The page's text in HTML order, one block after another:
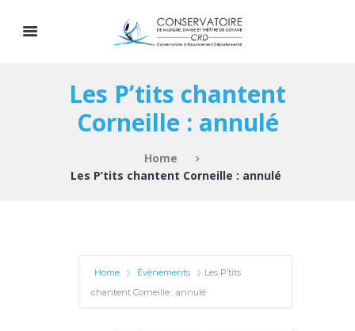
Les P’tits chantent
Corneille : annulé
Home
Les P’tits chantent Corneille : annulé
Home Évènements
Les P’tits
chantent Corneille : annulé